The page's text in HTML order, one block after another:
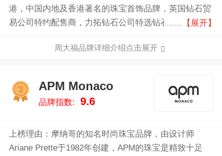
港，中国内地及香港著名的珠宝首饰品牌，英国钻石贸
易公司特约配售商，力拓钻石公司特选钻石商，集原料
【展开】
周大福品牌详细介绍点击展开
APM Monaco
品牌指数: 9.6
上榜理由：摩纳哥的知名时尚珠宝品牌，由设计师
Ariane Prette于1982年创建，APM的珠宝是精致十足